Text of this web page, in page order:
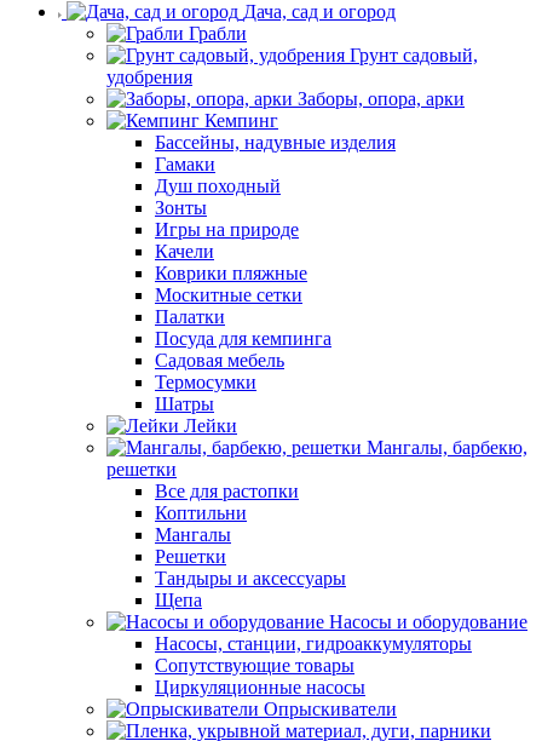
Дача, сад и огород
Грабли
Грунт садовый,
удобрения
Заборы, опора, арки
Кемпинг
Бассейны, надувные изделия
Гамаки
Душ походный
Зонты
Игры на природе
Качели
Коврики пляжные
Москитные сетки
Палатки
Посуда для кемпинга
Садовая мебель
Термосумки
Шатры
Лейки
Мангалы, барбекю,
решетки
Все для растопки
Коптильни
Мангалы
Решетки
Тандыры и аксессуары
Щепа
Насосы и оборудование
Насосы, станции, гидроаккумуляторы
Сопутствующие товары
Циркуляционные насосы
Опрыскиватели